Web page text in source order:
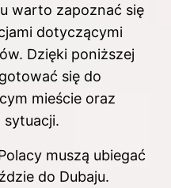
warto zapoznać się
dotyczącymi
Dzięki poniższej
się do
mieście oraz
sytuacji.
muszą ubiegać
do Dubaju.